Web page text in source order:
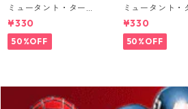
ミュータント・タート
ルズ 8pcペーパーカッ
プ TMNT TURTLES
¥330
50%OFF
ミュータント・
ルズ 8pcペーパ
ート Sサイズ
URTLES
¥330
50%OFF